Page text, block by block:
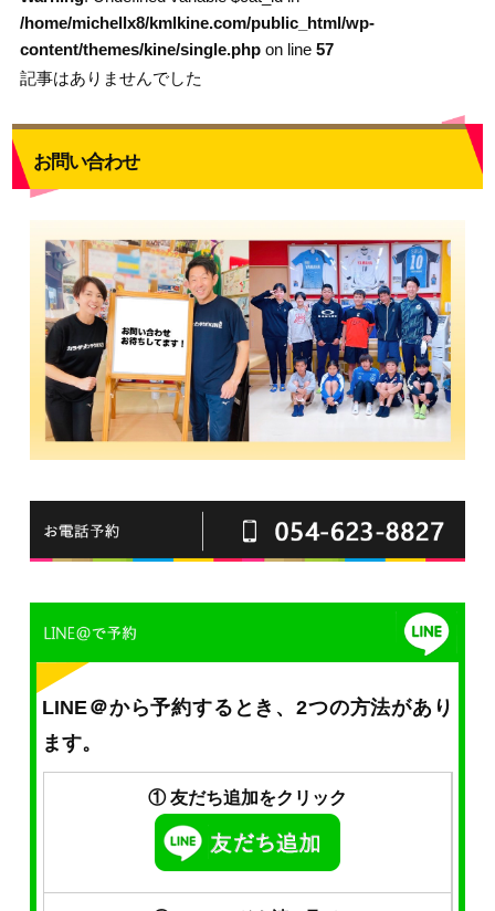
/home/michellx8/kmlkine.com/public_html/wp-
content/themes/kine/single.phpon line 57
記事はありませんでした
お問い合わせ
LINE＠から予約するとき、2つの方法があり
ます。
① 友だち追加をクリック